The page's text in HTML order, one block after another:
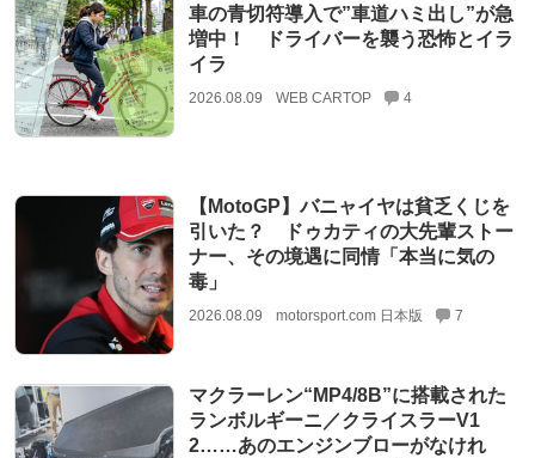
車の青切符導入で”車道ハミ出し”が急
増中！ ドライバーを襲う恐怖とイラ
イラ
2026.08.09 WEB CARTOP 4
【MotoGP】バニャイヤは貧乏くじを
引いた？ ドゥカティの大先輩ストー
ナー、その境遇に同情「本当に気の
毒」
2026.08.09 motorsport.com 日本版 7
マクラーレン“MP4/8B”に搭載された
ランボルギーニ／クライスラーV1
2……あのエンジンブローがなけれ